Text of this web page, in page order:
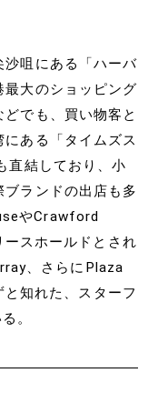
咀にある「ハーバ
大のショッピング
でも、買い物客と
ある「タイムズス
直結しており、小
ランドの出店も多
やCrawford
スホールドとされ
、さらにPlaza
知れた、スターフ
。